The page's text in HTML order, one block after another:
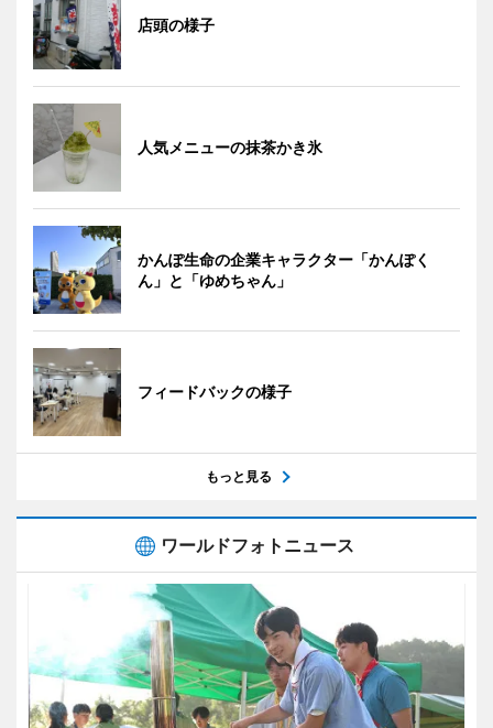
店頭の様子
人気メニューの抹茶かき氷
かんぽ生命の企業キャラクター「かんぽく
ん」と「ゆめちゃん」
フィードバックの様子
もっと見る
ワールドフォトニュース